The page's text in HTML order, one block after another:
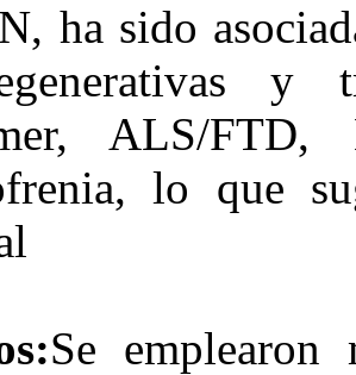
ha sido
y
ALS/
lo que
Se emplearon